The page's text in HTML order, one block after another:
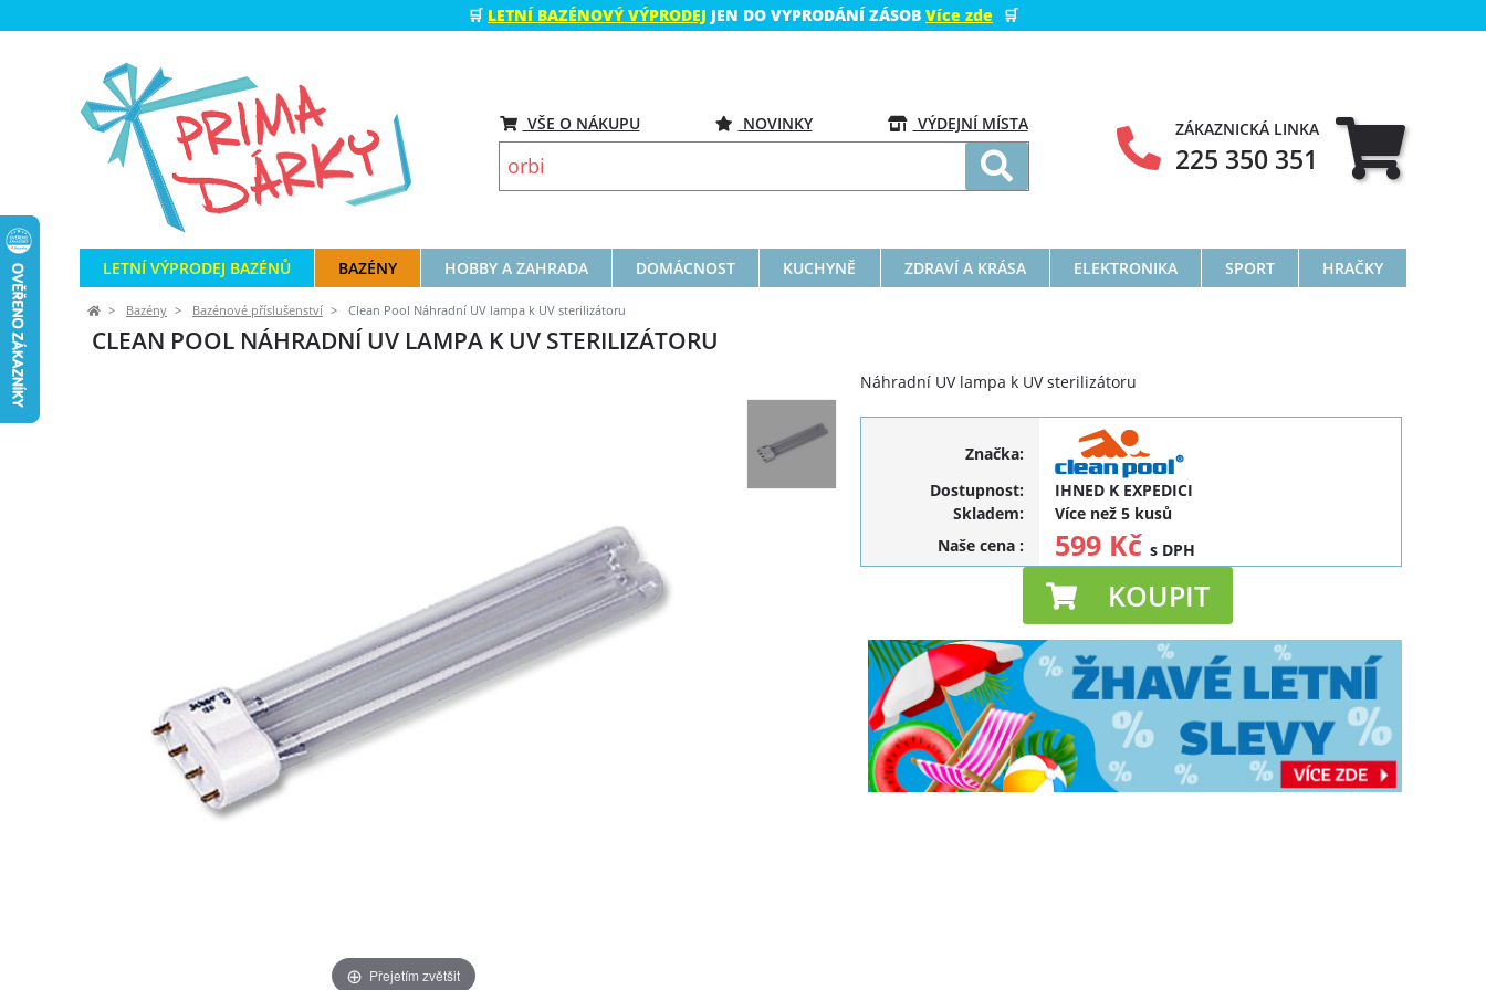
🛒 LETNÍ BAZÉNOVÝ VÝPRODEJ JEN DO VYPRODÁNÍ ZÁSOB Více zde 🛒
VŠE O NÁKUPU NOVINKY VÝDEJNÍ MÍSTA ZÁKAZNICKÁ LINKA
225 350 351
LETNÍ VÝPRODEJ BAZÉNŮ BAZÉNY HOBBY A ZAHRADA DOMÁCNOST KUCHYNĚ ZDRAVÍ A KRÁSA ELEKTRONIKA SPORT HRAČKY
Bazény Bazénové příslušenství Clean Pool Náhradní UV lampa k UV sterilizátoru
CLEAN POOL NÁHRADNÍ UV LAMPA K UV STERILIZÁTORU
Přejetím zvětšit
Náhradní UV lampa k UV sterilizátoru
Značka:
Dostupnost:
IHNED K EXPEDICI
Skladem:
Více než 5 kusů
Naše cena: 599 Kčs DPH
KOUPIT